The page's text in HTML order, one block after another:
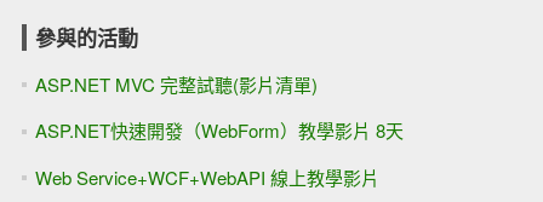
參與的活動
ASP.NET MVC 完整試聽(影片清單)
ASP.NET快速開發（WebForm）教學影片 8天
Web Service+WCF+WebAPI 線上教學影片